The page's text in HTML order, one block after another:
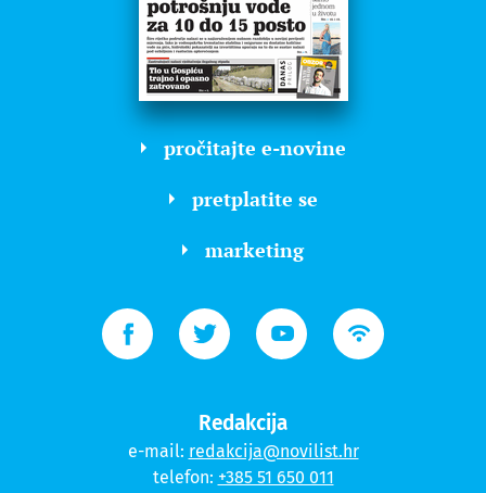
pročitajte e-novine
pretplatite se
marketing
Redakcija
e-mail: redakcija@novilist.hr
telefon: +385 51 650 011